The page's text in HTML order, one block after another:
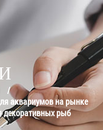
/
аквариумов на рынке
декоративных рыб